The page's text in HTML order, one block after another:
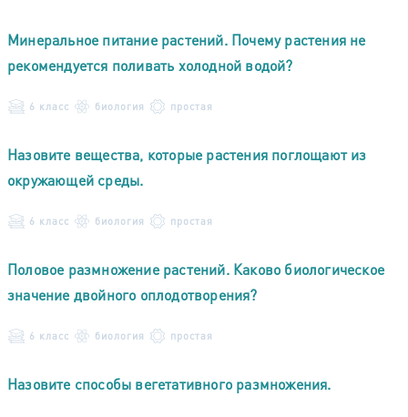
Минеральное питание растений. Почему растения не
рекомендуется поливать холодной водой?
6 класс биология простая
Назовите вещества, которые растения поглощают из
окружающей среды.
6 класс биология простая
Половое размножение растений. Каково биологическое
значение двойного оплодотворения?
6 класс биология простая
Назовите способы вегетативного размножения.